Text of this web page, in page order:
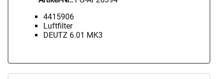
4415906
Luftfilter
DEUTZ 6.01 MK3